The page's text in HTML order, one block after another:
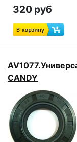
320 руб
CANDY